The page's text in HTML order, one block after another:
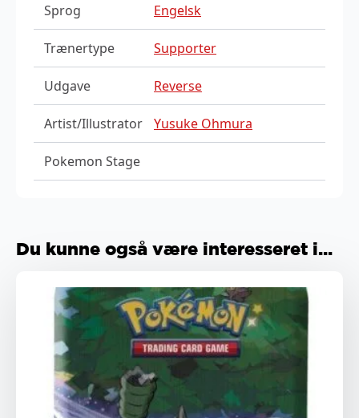
Sprog Engelsk
Trænertype Supporter
Udgave Reverse
Artist/Illustrator Yusuke Ohmura
Pokemon Stage
Du kunne også være interesseret i...